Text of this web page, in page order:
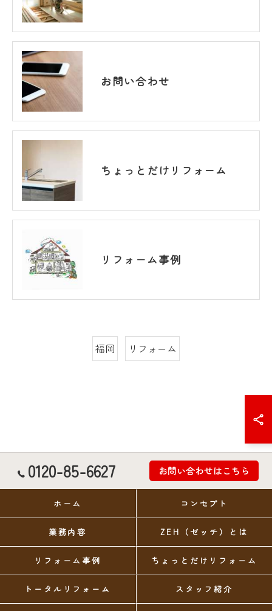
お問い合わせ
ちょっとだけリフォーム
リフォーム事例
福岡 リフォーム
0120-85-6627 お問い合わせはこちら
ホーム コンセプト
業務内容 ZEH（ゼッチ）とは
リフォーム事例 ちょっとだけリフォーム
トータルリフォーム スタッフ紹介